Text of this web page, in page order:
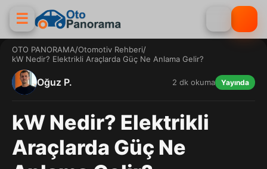
☰
OTO PANORAMA/Otomotiv Rehberi/
kW Nedir? Elektrikli Araçlarda Güç Ne Anlama Gelir?
Oğuz P. 2 dk okuma Yayında
kW Nedir? Elektrikli
Araçlarda Güç Ne